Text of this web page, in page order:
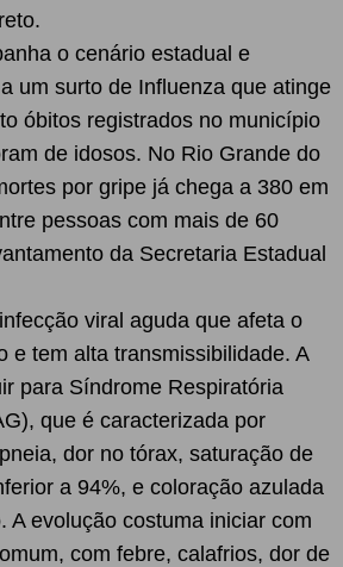
o cenário estadual e
um surto de Influenza que atinge
óbitos registrados no município
de idosos. No Rio Grande do
por gripe já chega a 380 em
pessoas com mais de 60
da Secretaria Estadual
viral aguda que afeta o
e tem alta transmissibilidade. A
para Síndrome Respiratória
que é caracterizada por
dor no tórax, saturação de
a 94%, e coloração azulada
A evolução costuma iniciar com
com febre, calafrios, dor de